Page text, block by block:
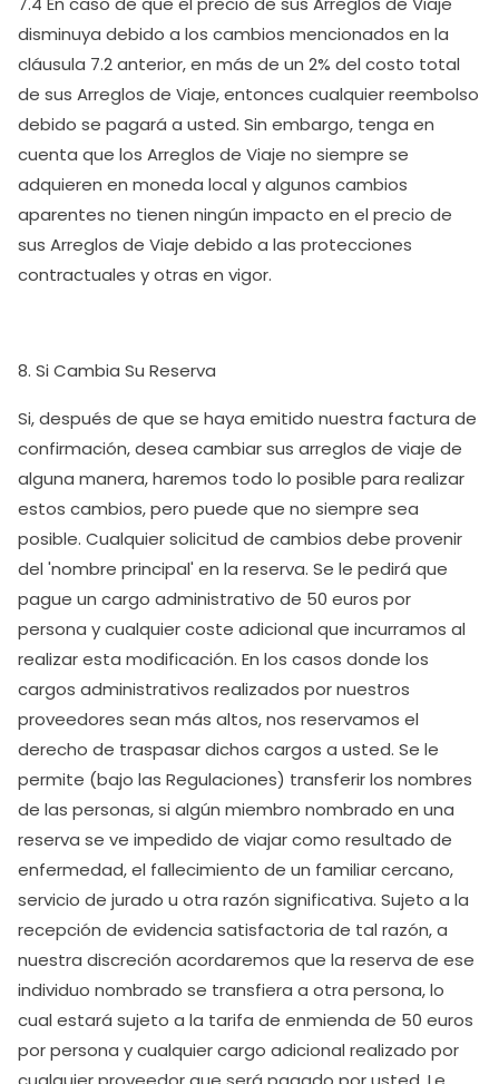
disminuya debido a los cambios mencionados en la
cláusula 7.2 anterior, en más de un 2% del costo total
de sus Arreglos de Viaje, entonces cualquier reembolso
debido se pagará a usted. Sin embargo, tenga en
cuenta que los Arreglos de Viaje no siempre se
adquieren en moneda local y algunos cambios
aparentes no tienen ningún impacto en el precio de
sus Arreglos de Viaje debido a las protecciones
contractuales y otras en vigor.
8. Si Cambia Su Reserva
Si, después de que se haya emitido nuestra factura de
confirmación, desea cambiar sus arreglos de viaje de
alguna manera, haremos todo lo posible para realizar
estos cambios, pero puede que no siempre sea
posible. Cualquier solicitud de cambios debe provenir
del 'nombre principal' en la reserva. Se le pedirá que
pague un cargo administrativo de 50 euros por
persona y cualquier coste adicional que incurramos al
realizar esta modificación. En los casos donde los
cargos administrativos realizados por nuestros
proveedores sean más altos, nos reservamos el
derecho de traspasar dichos cargos a usted. Se le
permite (bajo las Regulaciones) transferir los nombres
de las personas, si algún miembro nombrado en una
reserva se ve impedido de viajar como resultado de
enfermedad, el fallecimiento de un familiar cercano,
servicio de jurado u otra razón significativa. Sujeto a la
recepción de evidencia satisfactoria de tal razón, a
nuestra discreción acordaremos que la reserva de ese
individuo nombrado se transfiera a otra persona, lo
cual estará sujeto a la tarifa de enmienda de 50 euros
por persona y cualquier cargo adicional realizado por